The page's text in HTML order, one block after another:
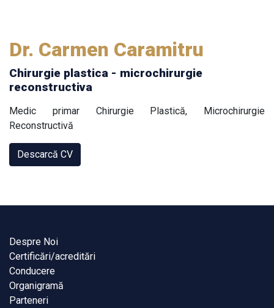
Dr. Carmen Caramitru
Chirurgie plastica - microchirurgie
reconstructiva
Medic primar Chirurgie Plastică, Microchirurgie
Reconstructivă
Descarcă CV
Despre Noi
Certificări/acreditări
Conducere
Organigramă
Parteneri